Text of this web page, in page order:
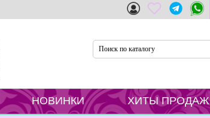
НОВИНКИ ХИТЫ ПРОДАЖ